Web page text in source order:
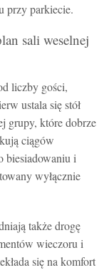
przy parkiecie.
sali weselnej
liczby gości,
ustala się stół
grupy, które dobrze
ciągów
biesiadowaniu i
wyłącznie
także drogę
wieczoru i
się na komfort